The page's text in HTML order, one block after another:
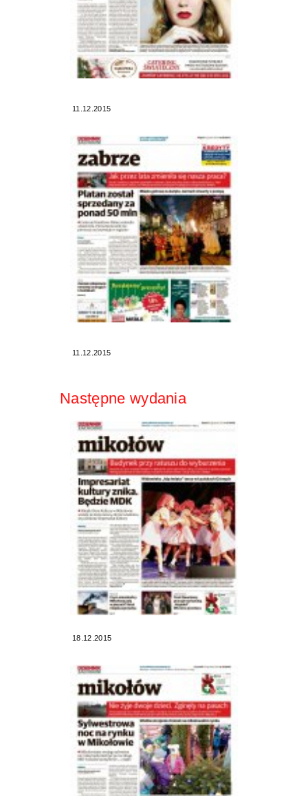
11.12.2015
11.12.2015
Następne wydania
18.12.2015